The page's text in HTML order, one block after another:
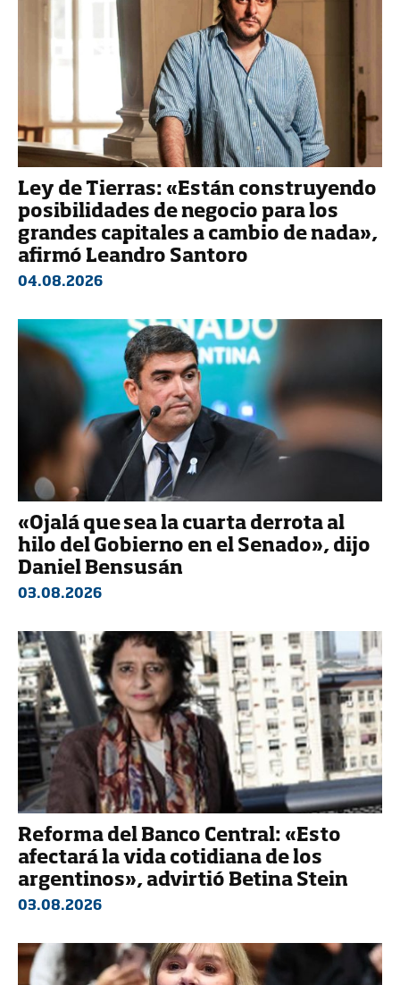
Ley de Tierras: «Están construyendo
posibilidades de negocio para los
grandes capitales a cambio de nada»,
afirmó Leandro Santoro
04.08.2026
«Ojalá que sea la cuarta derrota al
hilo del Gobierno en el Senado», dijo
Daniel Bensusán
03.08.2026
Reforma del Banco Central: «Esto
afectará la vida cotidiana de los
argentinos», advirtió Betina Stein
03.08.2026